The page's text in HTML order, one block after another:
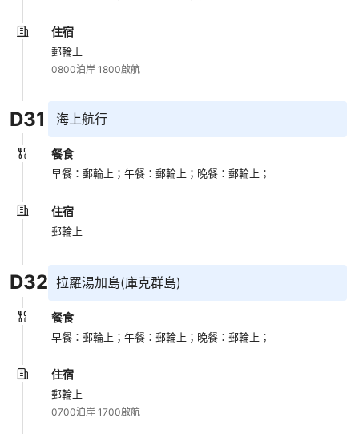
住宿
郵輪上
0800泊岸 1800啟航
D31 海上航行
餐食
早餐：郵輪上；午餐：郵輪上； 晚餐：郵輪上；
住宿
郵輪上
D32 拉羅湯加島(庫克群島)
餐食
早餐：郵輪上；午餐：郵輪上； 晚餐：郵輪上；
住宿
郵輪上
0700泊岸 1700啟航